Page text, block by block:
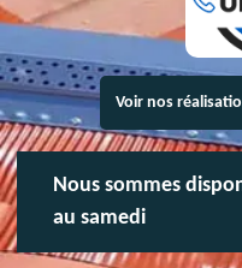
Voir nos
Nous sommes
au samedi